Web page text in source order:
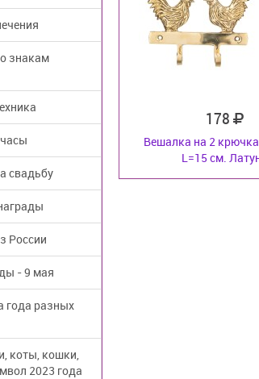
знакам
свадьбу
России
- 9 мая
года разных
коты, кошки,
2023 года
178
Вешалка на 2
L=15 см.